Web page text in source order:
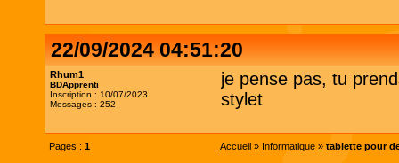
22/09/2024 04:51:20
Rhum1
BDApprenti
Inscription : 10/07/2023
Messages : 252
je pense pas, tu
stylet
Pages : 1 Accueil » Informatique » tablette pour